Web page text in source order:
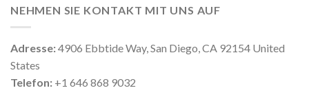
NEHMEN SIE KONTAKT MIT UNS AUF
Adresse:4906 Ebbtide Way, San Diego, CA 92154 United
States
Telefon: +1 646 868 9032